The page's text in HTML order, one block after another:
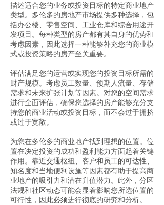
描述适合您的业务或投资目标的特定商业地产
类型。多伦多的房地产市场提供多种选择，包
括办公楼、零售空间、工业仓库和综合用途开
发项目。每种类型的房产都有其自身的优势和
考虑因素，因此选择一种能够补充您的商业模
式或投资策略的房产至关重要。
评估满足您的运营或实现您的投资目标所需的
财产规模。考虑员工数量、预期人流量、存储
需求和未来扩张计划等因素。对您的空间需求
进行全面评估，确保您选择的房产能够充分支
持您的商业活动或投资目标，而不会过于拥挤
或过于宽敞。
为您在多伦多的商业地产找到理想的位置。位
置在决定投资的成功和盈利能力方面起着关键
作用。靠近交通枢纽、客户和员工的可达性、
知名度和当地便利设施等因素都有助于提高商
业地产的吸引力和潜在升值潜力。此外，分区
法规和社区动态可能会显着影响您所选位置的
可行性，因此必须进行彻底的研究和分析。